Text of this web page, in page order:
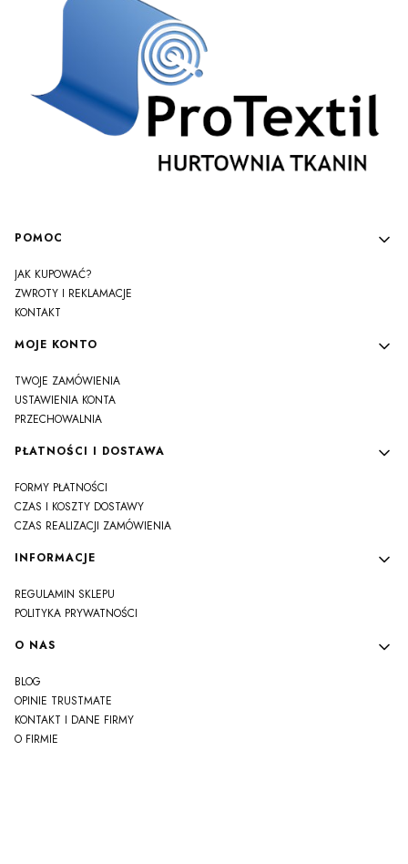
Linki w stopce
POMOC
JAK KUPOWAĆ?
ZWROTY I REKLAMACJE
KONTAKT
MOJE KONTO
TWOJE ZAMÓWIENIA
USTAWIENIA KONTA
PRZECHOWALNIA
PŁATNOŚCI I DOSTAWA
FORMY PŁATNOŚCI
CZAS I KOSZTY DOSTAWY
CZAS REALIZACJI ZAMÓWIENIA
INFORMACJE
REGULAMIN SKLEPU
POLITYKA PRYWATNOŚCI
O NAS
BLOG
OPINIE TRUSTMATE
KONTAKT I DANE FIRMY
O FIRMIE